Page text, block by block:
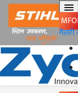
गैलरी